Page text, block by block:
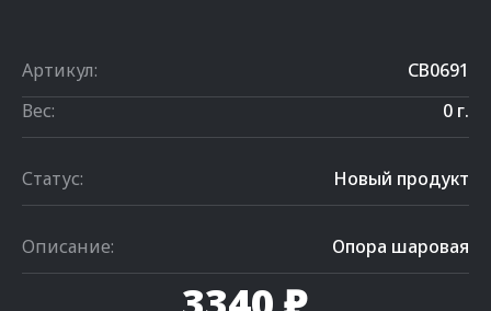
Артикул:
CB0691
Вес:
0 г.
Статус: Новый продукт
Описание: Опора шаровая